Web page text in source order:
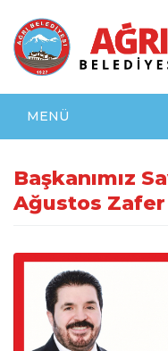
MENÜ
Başkanımız
Ağustos Zafer